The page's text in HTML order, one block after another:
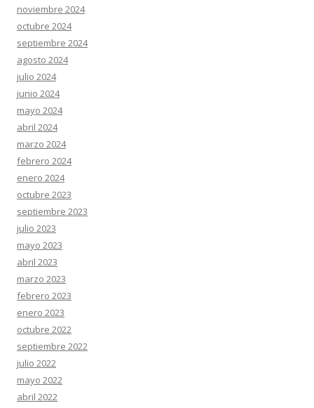
noviembre 2024
octubre 2024
septiembre 2024
agosto 2024
julio 2024
junio 2024
mayo 2024
abril 2024
marzo 2024
febrero 2024
enero 2024
octubre 2023
septiembre 2023
julio 2023
mayo 2023
abril 2023
marzo 2023
febrero 2023
enero 2023
octubre 2022
septiembre 2022
julio 2022
mayo 2022
abril 2022